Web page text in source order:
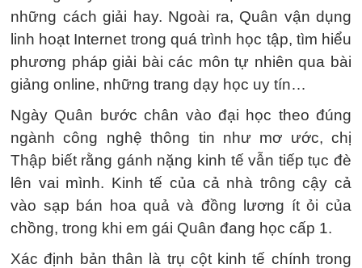
những cách giải hay. Ngoài ra, Quân vận dụng
linh hoạt Internet trong quá trình học tập, tìm hiểu
phương pháp giải bài các môn tự nhiên qua bài
giảng online, những trang dạy học uy tín…
Ngày Quân bước chân vào đại học theo đúng
ngành công nghệ thông tin như mơ ước, chị
Thập biết rằng gánh nặng kinh tế vẫn tiếp tục đè
lên vai mình. Kinh tế của cả nhà trông cậy cả
vào sạp bán hoa quả và đồng lương ít ỏi của
chồng, trong khi em gái Quân đang học cấp 1.
Xác định bản thân là trụ cột kinh tế chính trong